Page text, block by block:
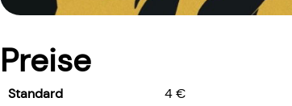
Preise
Standard 4 €